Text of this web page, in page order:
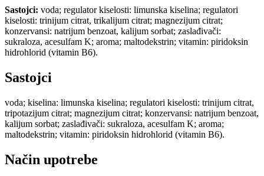
Sastojci: voda; regulator kiselosti: limunska kiselina; regulatori
kiselosti: trinijum citrat, trikalijum citrat; magnezijum citrat;
konzervansi: natrijum benzoat, kalijum sorbat; zaslađivači:
sukraloza, acesulfam K; aroma; maltodekstrin; vitamin: piridoksin
hidrohlorid (vitamin B6).
Sastojci
voda; kiselina: limunska kiselina; regulatori kiselosti: trinijum citrat,
tripotazijum citrat; magnezijum citrat; konzervansi: natrijum benzoat,
kalijum sorbat; zaslađivači: sukraloza, acesulfam K; aroma;
maltodekstrin; vitamin: piridoksin hidrohlorid (vitamin B6).
Način upotrebe